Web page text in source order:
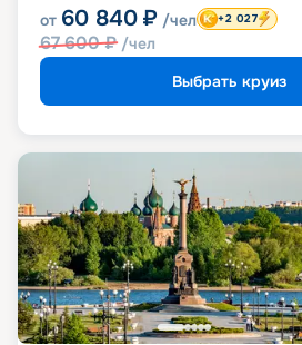
от 60 840 ₽ /чел
67 600₽ /чел
+2 027
Выбрать круиз